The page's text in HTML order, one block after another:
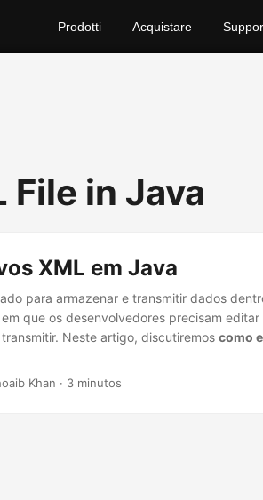
Prodotti Acquistare
File in Java
XML em Java
para armazenar e transmitir dados
que os desenvolvedores precisam
Neste artigo, discutiremos como
Khan · 3 minutos